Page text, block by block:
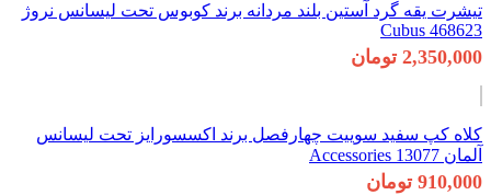
تیشرت یقه گرد آستین بلند مردانه برند کوبوس تحت لیسانس نروژ
468623 Cubus
2,350,000 تومان
کلاه کپ سفید سوییت چهارفصل برند اکسسورایز تحت لیسانس
آلمان Accessories 13077
910,000 تومان